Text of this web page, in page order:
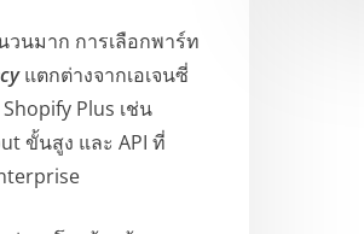
วนมาก การเลือกพาร์ท
แตกต่างจากเอเจนซี่
Plus เช่น
ขั้นสูง และ API ที่